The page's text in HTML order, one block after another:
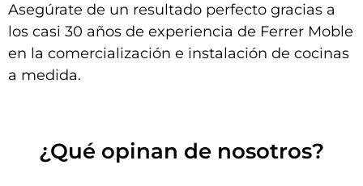
Asegúrate de un resultado perfecto gracias a
los casi 30 años de experiencia de Ferrer Moble
en la comercialización e instalación de cocinas
a medida.
¿Qué opinan de nosotros?